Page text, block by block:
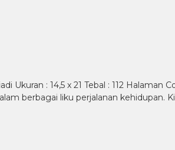
: 14,5 x 21 Tebal : 112 Halaman
berbagai liku perjalanan kehidupan.